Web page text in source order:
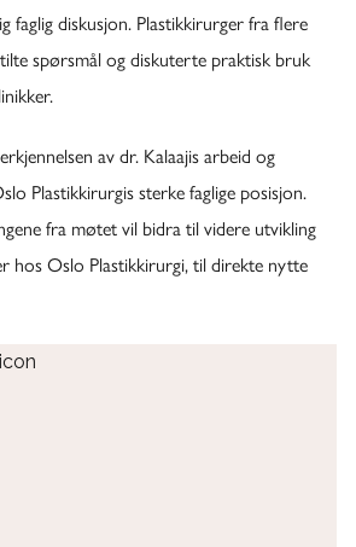
faglig diskusjon. Plastikkirurger fra flere
spørsmål og diskuterte praktisk bruk
av dr. Kalaajis arbeid og
Plastikkirurgis sterke faglige posisjon.
fra møtet vil bidra til videre utvikling
hos Oslo Plastikkirurgi, til direkte nytte